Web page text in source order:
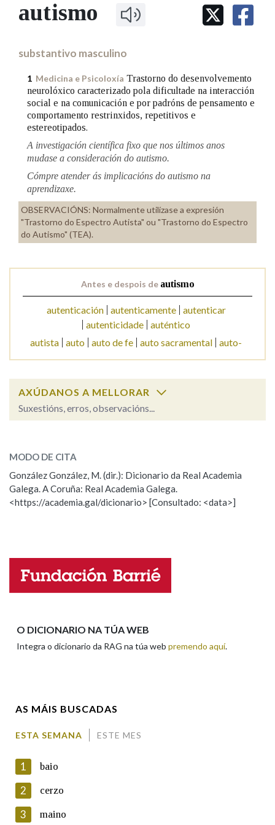
IDENTIDADE CORPORATIVA
MARCIAL DEL ADALID
FIGURAS HOMENAXEADAS
PRIMAVERA DAS LETRAS
PORTAL DAS PALABRAS
Facebook
TwitterYoutubeInstagram
Bluesky
BUSCAR NOS LEMAS
Remata por
Contén
BUSCAR NO CONTIDO
Nas definicións
Na fraseoloxía
OUTRAS OPCIÓNS DE BUSCA
Marcas gramaticais
LIMPAR
autismo
substantivo masculino
1 Medicina e Psicoloxía Trastorno do desenvolvemento
neurolóxico caracterizado pola dificultade na interacción
social e na comunicación e por padróns de pensamento e
comportamento restrinxidos, repetitivos e
estereotipados.
A investigación científica fixo que nos últimos anos
mudase a consideración do autismo.
Cómpre atender ás implicacións do autismo na
aprendizaxe.
OBSERVACIÓNS: Normalmente utilízase a expresión
"Trastorno do Espectro Autista" ou "Trastorno do Espectro
do Autismo" (TEA).
Antes e despois de autismo
autenticación autenticamente
autenticar
autenticidade
auténtico
autista auto auto de fe auto sacramental auto-
AXÚDANOS A MELLORAR
Suxestións, erros, observacións...
ESCOLLE UNHA OPCIÓN:
Observación Hai un erro na palabra
Propoño mellorar a definición
Nome
En cumprimento da normativa vixente en materia de
MODO DE CITA
González González, M. (dir.): Dicionario da Real Academia
Galega. A Coruña: Real Academia Galega.
<https://academia.gal/dicionario> [Consultado: <data>]
O DICIONARIO NA TÚA WEB
Integra o dicionario da RAG na túa web premendo aquí.
AS MÁIS BUSCADAS
ESTA SEMANA ESTE MES
1 baio
2 cerzo
3 maino